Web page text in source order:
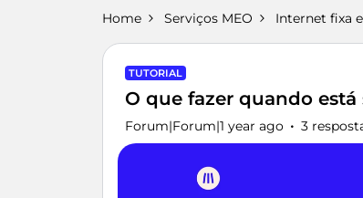
Home Serviços MEO Internet fixa
TUTORIAL
O que fazer quando
Forum|Forum|1 year ago 3